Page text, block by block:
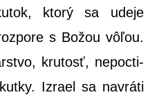
kto­rý sa ude­je
s Božou vôľou.
kru­tosť, nepoc­ti­
Izra­el sa navrá­ti